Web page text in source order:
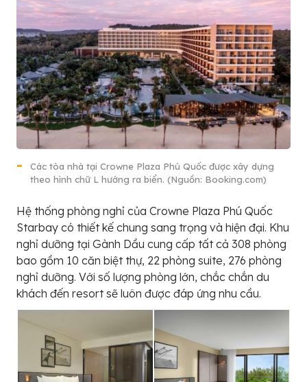
Các tòa nhà tại Crowne Plaza Phú Quốc được xây dựng
theo hình chữ L hướng ra biển. (Nguồn: Booking.com)
Hệ thống phòng nghỉ của Crowne Plaza Phú Quốc
Starbay có thiết kế chung sang trọng và hiện đại. Khu
nghỉ dưỡng tại Gành Dầu cung cấp tất cả 308 phòng
bao gồm 10 căn biệt thự, 22 phòng suite, 276 phòng
nghỉ dưỡng. Với số lượng phòng lớn, chắc chắn du
khách đến resort sẽ luôn được đáp ứng nhu cầu.